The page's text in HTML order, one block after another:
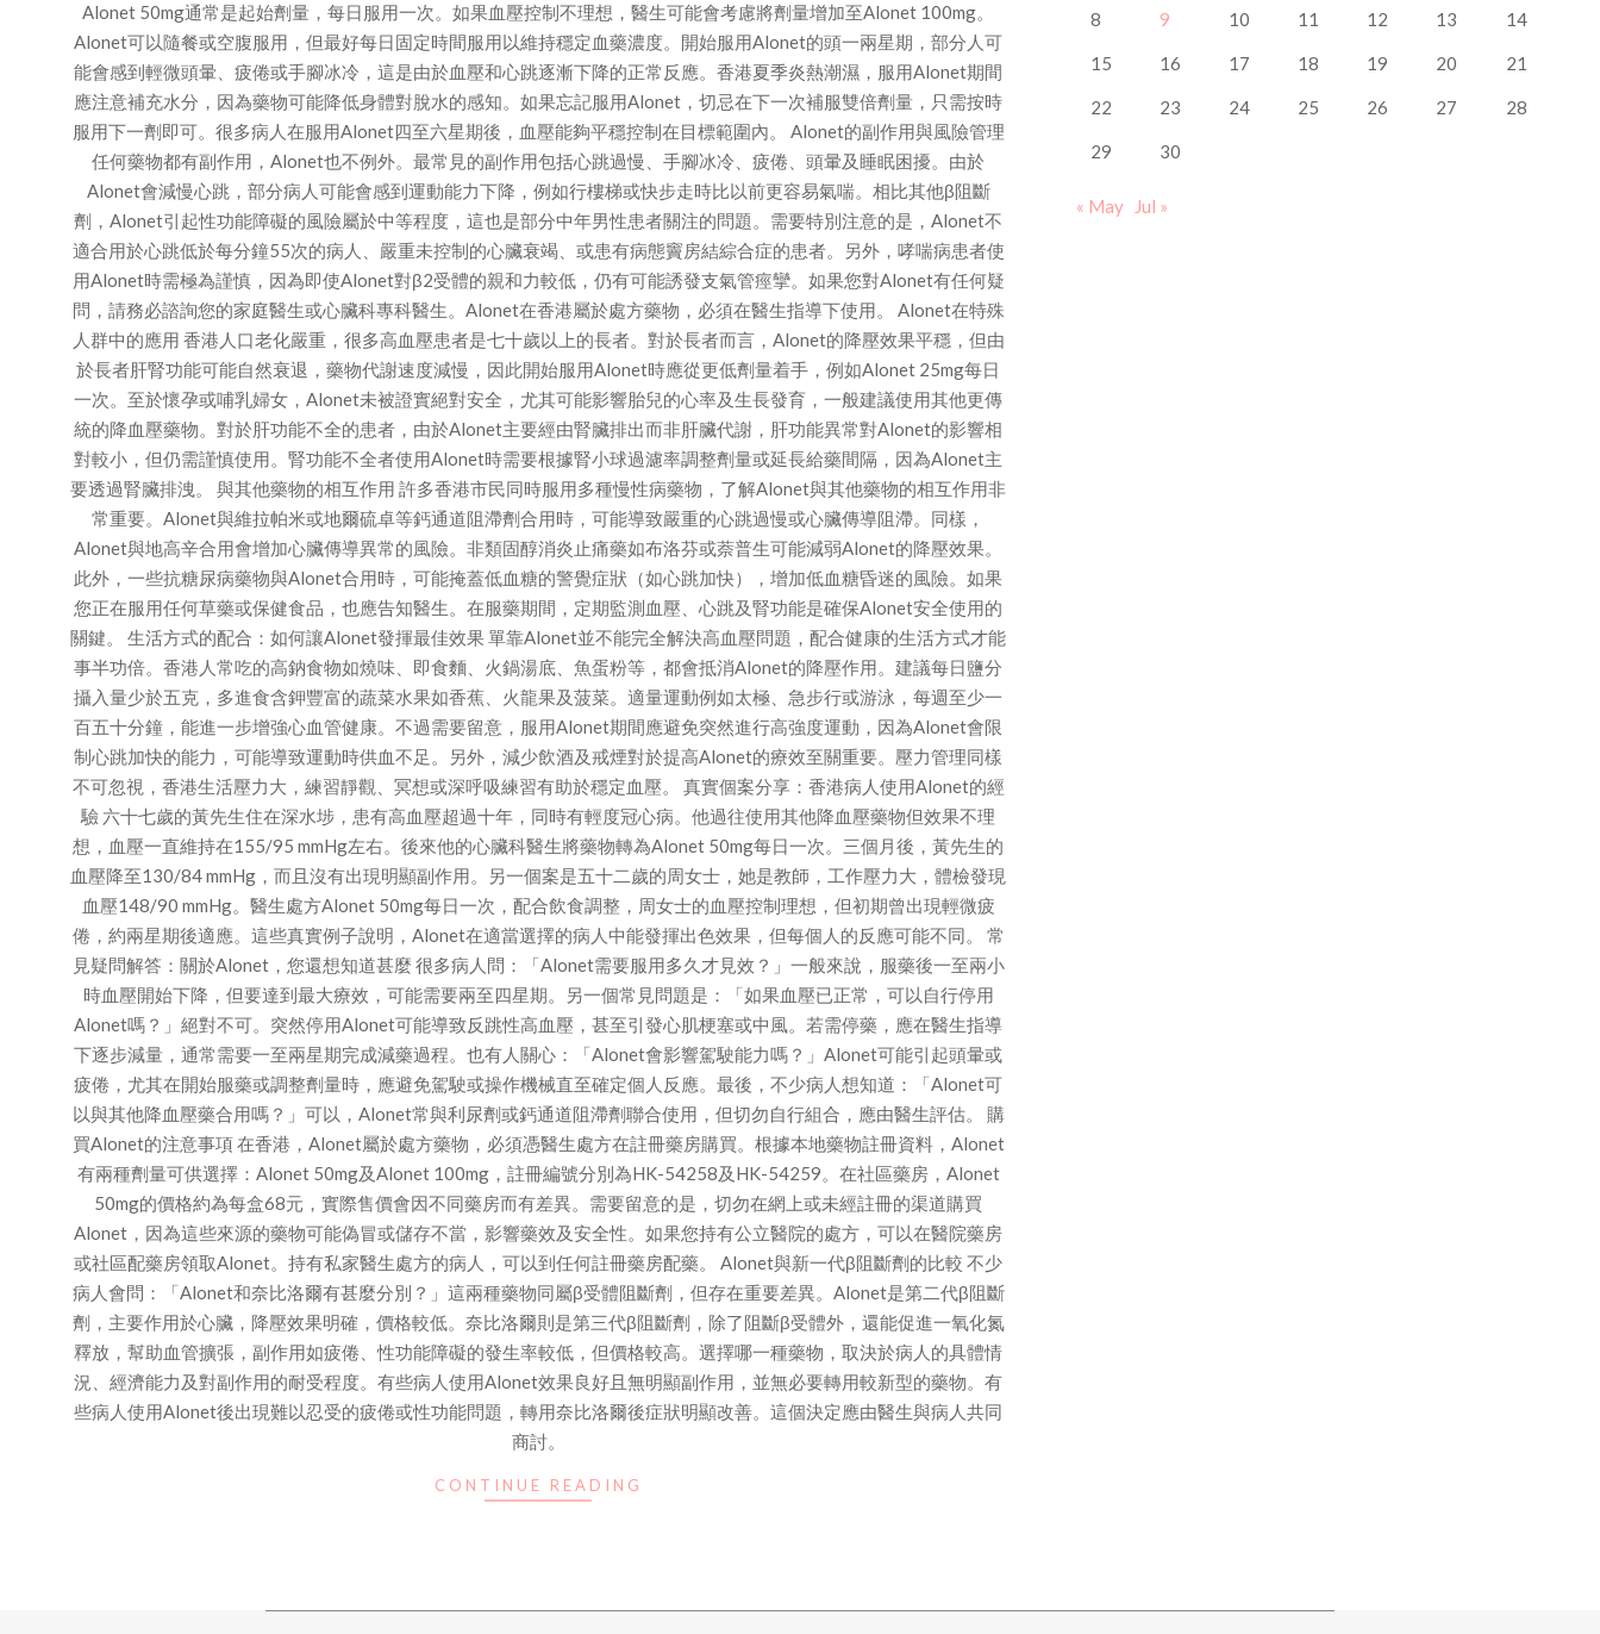
Alonet 50mg通常是起始劑量，每日服用一次。如果血壓控制不理想，醫生可能會考慮將劑量增加至Alonet 100mg。
Alonet可以隨餐或空腹服用，但最好每日固定時間服用以維持穩定血藥濃度。開始服用Alonet的頭一兩星期，部分人可
能會感到輕微頭暈、疲倦或手腳冰冷，這是由於血壓和心跳逐漸下降的正常反應。香港夏季炎熱潮濕，服用Alonet期間
應注意補充水分，因為藥物可能降低身體對脫水的感知。如果忘記服用Alonet，切忌在下一次補服雙倍劑量，只需按時
服用下一劑即可。很多病人在服用Alonet四至六星期後，血壓能夠平穩控制在目標範圍內。 Alonet的副作用與風險管理
任何藥物都有副作用，Alonet也不例外。最常見的副作用包括心跳過慢、手腳冰冷、疲倦、頭暈及睡眠困擾。由於
Alonet會減慢心跳，部分病人可能會感到運動能力下降，例如行樓梯或快步走時比以前更容易氣喘。相比其他β阻斷
劑，Alonet引起性功能障礙的風險屬於中等程度，這也是部分中年男性患者關注的問題。需要特別注意的是，Alonet不
適合用於心跳低於每分鐘55次的病人、嚴重未控制的心臟衰竭、或患有病態竇房結綜合症的患者。另外，哮喘病患者使
用Alonet時需極為謹慎，因為即使Alonet對β2受體的親和力較低，仍有可能誘發支氣管痙攣。如果您對Alonet有任何疑
問，請務必諮詢您的家庭醫生或心臟科專科醫生。Alonet在香港屬於處方藥物，必須在醫生指導下使用。 Alonet在特殊
人群中的應用 香港人口老化嚴重，很多高血壓患者是七十歲以上的長者。對於長者而言，Alonet的降壓效果平穩，但由
於長者肝腎功能可能自然衰退，藥物代謝速度減慢，因此開始服用Alonet時應從更低劑量着手，例如Alonet 25mg每日
一次。至於懷孕或哺乳婦女，Alonet未被證實絕對安全，尤其可能影響胎兒的心率及生長發育，一般建議使用其他更傳
統的降血壓藥物。對於肝功能不全的患者，由於Alonet主要經由腎臟排出而非肝臟代謝，肝功能異常對Alonet的影響相
對較小，但仍需謹慎使用。腎功能不全者使用Alonet時需要根據腎小球過濾率調整劑量或延長給藥間隔，因為Alonet主
要透過腎臟排洩。 與其他藥物的相互作用 許多香港市民同時服用多種慢性病藥物，了解Alonet與其他藥物的相互作用非
常重要。Alonet與維拉帕米或地爾硫卓等鈣通道阻滯劑合用時，可能導致嚴重的心跳過慢或心臟傳導阻滯。同樣，
Alonet與地高辛合用會增加心臟傳導異常的風險。非類固醇消炎止痛藥如布洛芬或萘普生可能減弱Alonet的降壓效果。
此外，一些抗糖尿病藥物與Alonet合用時，可能掩蓋低血糖的警覺症狀（如心跳加快），增加低血糖昏迷的風險。如果
您正在服用任何草藥或保健食品，也應告知醫生。在服藥期間，定期監測血壓、心跳及腎功能是確保Alonet安全使用的
關鍵。 生活方式的配合：如何讓Alonet發揮最佳效果 單靠Alonet並不能完全解決高血壓問題，配合健康的生活方式才能
事半功倍。香港人常吃的高鈉食物如燒味、即食麵、火鍋湯底、魚蛋粉等，都會抵消Alonet的降壓作用。建議每日鹽分
攝入量少於五克，多進食含鉀豐富的蔬菜水果如香蕉、火龍果及菠菜。適量運動例如太極、急步行或游泳，每週至少一
百五十分鐘，能進一步增強心血管健康。不過需要留意，服用Alonet期間應避免突然進行高強度運動，因為Alonet會限
制心跳加快的能力，可能導致運動時供血不足。另外，減少飲酒及戒煙對於提高Alonet的療效至關重要。壓力管理同樣
不可忽視，香港生活壓力大，練習靜觀、冥想或深呼吸練習有助於穩定血壓。 真實個案分享：香港病人使用Alonet的經
驗 六十七歲的黃先生住在深水埗，患有高血壓超過十年，同時有輕度冠心病。他過往使用其他降血壓藥物但效果不理
想，血壓一直維持在155/95 mmHg左右。後來他的心臟科醫生將藥物轉為Alonet 50mg每日一次。三個月後，黃先生的
血壓降至130/84 mmHg，而且沒有出現明顯副作用。另一個案是五十二歲的周女士，她是教師，工作壓力大，體檢發現
血壓148/90 mmHg。醫生處方Alonet 50mg每日一次，配合飲食調整，周女士的血壓控制理想，但初期曾出現輕微疲
倦，約兩星期後適應。這些真實例子說明，Alonet在適當選擇的病人中能發揮出色效果，但每個人的反應可能不同。 常
見疑問解答：關於Alonet，您還想知道甚麼 很多病人問：「Alonet需要服用多久才見效？」一般來說，服藥後一至兩小
時血壓開始下降，但要達到最大療效，可能需要兩至四星期。另一個常見問題是：「如果血壓已正常，可以自行停用
Alonet嗎？」絕對不可。突然停用Alonet可能導致反跳性高血壓，甚至引發心肌梗塞或中風。若需停藥，應在醫生指導
下逐步減量，通常需要一至兩星期完成減藥過程。也有人關心：「Alonet會影響駕駛能力嗎？」Alonet可能引起頭暈或
疲倦，尤其在開始服藥或調整劑量時，應避免駕駛或操作機械直至確定個人反應。最後，不少病人想知道：「Alonet可
以與其他降血壓藥合用嗎？」可以，Alonet常與利尿劑或鈣通道阻滯劑聯合使用，但切勿自行組合，應由醫生評估。 購
買Alonet的注意事項 在香港，Alonet屬於處方藥物，必須憑醫生處方在註冊藥房購買。根據本地藥物註冊資料，Alonet
有兩種劑量可供選擇：Alonet 50mg及Alonet 100mg，註冊編號分別為HK-54258及HK-54259。在社區藥房，Alonet
50mg的價格約為每盒68元，實際售價會因不同藥房而有差異。需要留意的是，切勿在網上或未經註冊的渠道購買
Alonet，因為這些來源的藥物可能偽冒或儲存不當，影響藥效及安全性。如果您持有公立醫院的處方，可以在醫院藥房
或社區配藥房領取Alonet。持有私家醫生處方的病人，可以到任何註冊藥房配藥。 Alonet與新一代β阻斷劑的比較 不少
病人會問：「Alonet和奈比洛爾有甚麼分別？」這兩種藥物同屬β受體阻斷劑，但存在重要差異。Alonet是第二代β阻斷
劑，主要作用於心臟，降壓效果明確，價格較低。奈比洛爾則是第三代β阻斷劑，除了阻斷β受體外，還能促進一氧化氮
釋放，幫助血管擴張，副作用如疲倦、性功能障礙的發生率較低，但價格較高。選擇哪一種藥物，取決於病人的具體情
況、經濟能力及對副作用的耐受程度。有些病人使用Alonet效果良好且無明顯副作用，並無必要轉用較新型的藥物。有
些病人使用Alonet後出現難以忍受的疲倦或性功能問題，轉用奈比洛爾後症狀明顯改善。這個決定應由醫生與病人共同
商討。
CONTINUE READING
8 9 10 11 12 13 14
15 16 17 18 19 20 21
22 23 24 25 26 27 28
29 30
« May Jul »